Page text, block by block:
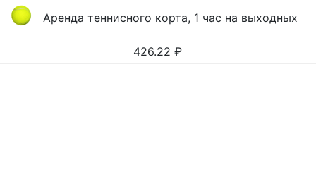
Аренда теннисного корта, 1 час на выходных
426.22 ₽